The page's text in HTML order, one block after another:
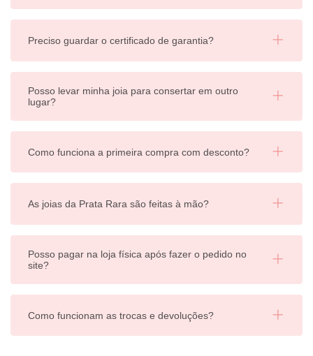
Preciso guardar o certificado de garantia?
Posso levar minha joia para consertar em outro
lugar?
Como funciona a primeira compra com desconto?
As joias da Prata Rara são feitas à mão?
Posso pagar na loja física após fazer o pedido no
site?
Como funcionam as trocas e devoluções?